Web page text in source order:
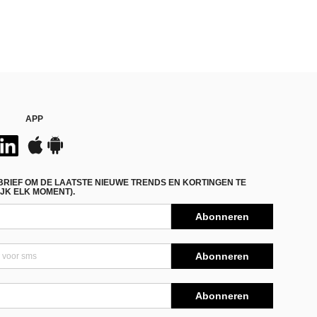
APP
OM DE LAATSTE NIEUWE TRENDS EN KORTINGEN TE
ELK MOMENT).
Abonneren
Abonneren
Abonneren